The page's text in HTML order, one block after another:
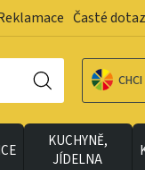
Časté
KUCHYNĚ,
JÍDELNA